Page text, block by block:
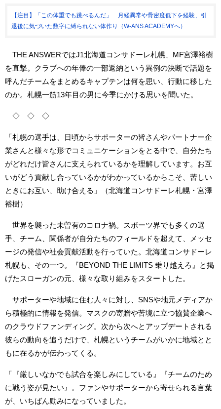
【注目】「この体重でも跳べるんだ」 月経異常や骨密度低下を経験、引
退後に気づいた数字に縛られない体作り（W-ANS ACADEMYへ）
THE ANSWERではJ1北海道コンサドーレ札幌、MF宮澤裕樹
を直撃。クラブへの年俸の一部返納という異例の決断で話題を
呼んだチームをまとめるキャプテンは何を思い、行動に移した
のか。札幌一筋13年目の男に今季にかける思いを聞いた。
◇ ◇ ◇
「札幌の選手は、日頃からサポーターの皆さんやパートナー企
業さんと様々な形でコミュニケーションをとる中で、自分たち
がどれだけ皆さんに支えられているかを理解しています。お互
いがどう貢献し合っているかがわかっているからこそ、苦しい
ときにお互い、助け合える」（北海道コンサドーレ札幌・宮澤
裕樹）
世界を襲った未曽有のコロナ禍。スポーツ界でも多くの選
手、チーム、関係者が自分たちのフィールドを超えて、メッセ
ージの発信や社会貢献活動を行っていた。北海道コンサドーレ
札幌も、その一つ。『BEYOND THE LIMITS 乗り越えろ』と掲
げたスローガンの元、様々な取り組みをスタートした。
サポーターや地域に住む人々に対し、SNSや地元メディアか
ら積極的に情報を発信。マスクの寄贈や苦境に立つ協賛企業へ
のクラウドファンディング。次から次へとアップデートされる
彼らの動向を追うだけで、札幌というチームがいかに地域とと
もに在るかが伝わってくる。
「『厳しいなかでも試合を楽しみにしている』『チームのため
に戦う姿が見たい』。ファンやサポーターから寄せられる言葉
が、いちばん励みになっていました。